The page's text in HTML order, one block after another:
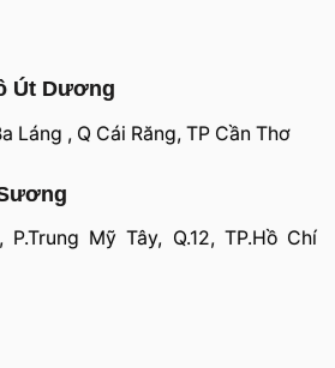
Út Dương
Láng , Q Cái Răng, TP Cần Thơ
Mỹ Tây, Q.12, TP.Hồ Chí